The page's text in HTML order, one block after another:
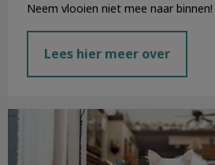
Neem vlooien niet mee naar binnen!
Lees hier meer over
Chippen & registreren hond en kat